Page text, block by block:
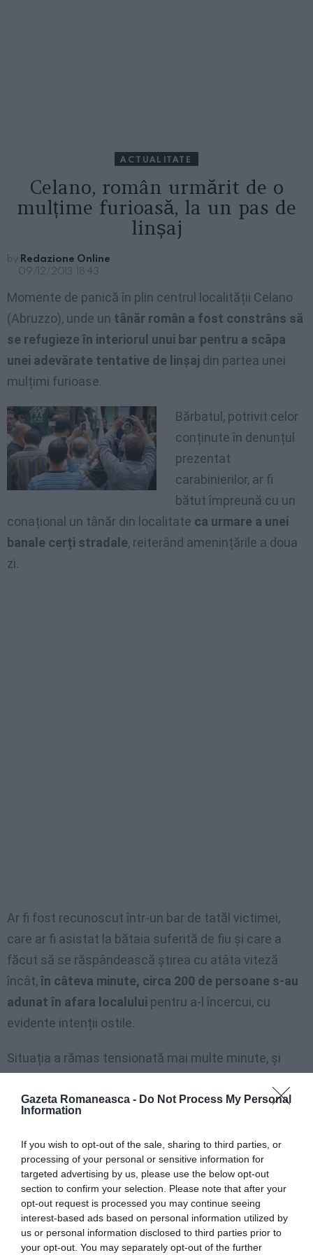
Gazeta Romaneasca - Do Not Process My Personal
Information
If you wish to opt-out of the sale, sharing to third parties, or
processing of your personal or sensitive information for
targeted advertising by us, please use the below opt-out
section to confirm your selection. Please note that after your
opt-out request is processed you may continue seeing
interest-based ads based on personal information utilized by
us or personal information disclosed to third parties prior to
your opt-out. You may separately opt-out of the further
ACTUALITATE
Celano, român urmărit de o
mulțime furioasă, la un pas de
linșaj
by Redazione Online
09/12/2013, 18:43
Momente de panică în plin centrul localității Celano
(Abruzzo), unde un tânăr român a fost constrâns să
se refugieze în interiorul unui bar pentru a scăpa
unei adevărate tentative de linșaj din partea unei
mulțimi furioase.
Bărbatul, potrivit celor
conținute în denunțul
prezentat
carabinierilor, ar fi
bătut împreună cu un
conațional un tânăr din localitate ca urmare a unei
banale cerți stradale, reiterând amenințările a doua
zi.
Ar fi fost recunoscut într-un bar de tatăl victimei,
care ar fi asistat la bătaia suferită de fiu și care a
făcut să se răspândească știrea cu atâta viteză
încât,în câteva minute, circa 200 de persoane s-au
adunat în afara localului pentru a-l încercui, cu
evidente intenții ostile.
Situația a rămas tensionată mai multe minute, și
primarului Filippo Piccone, a împiedicat ca
mai multe patrule pentru a se asigura ca românul, de
unii indicat drept traficant, să poată părăsi barul
nevătămat.
See
more
Articolul anterior
Românii din Sardinia s-au săturat: „Mai